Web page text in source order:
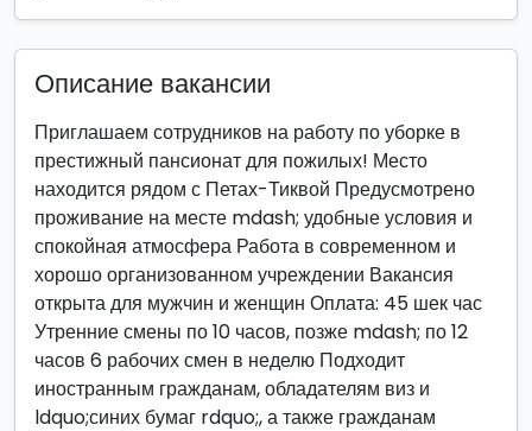
Описание вакансии
Приглашаем сотрудников на работу по уборке в
престижный пансионат для пожилых! Место
находится рядом с Петах-Тиквой Предусмотрено
проживание на месте mdash; удобные условия и
спокойная атмосфера Работа в современном и
хорошо организованном учреждении Вакансия
открыта для мужчин и женщин Оплата: 45 шек час
Утренние смены по 10 часов, позже mdash; по 12
часов 6 рабочих смен в неделю Подходит
иностранным гражданам, обладателям виз и
ldquo;синих бумаг rdquo;, а также гражданам